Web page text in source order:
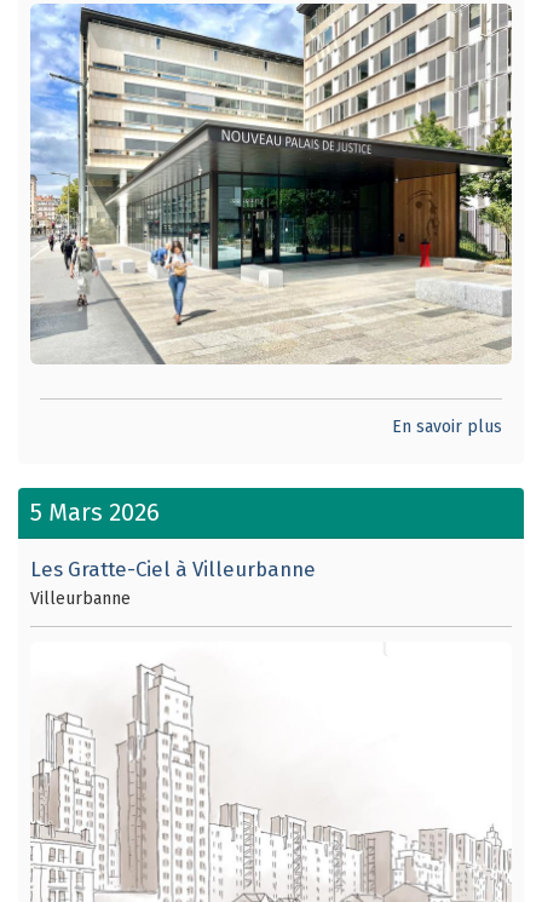
En savoir plus
5 Mars 2026
Les Gratte-Ciel à Villeurbanne
Villeurbanne